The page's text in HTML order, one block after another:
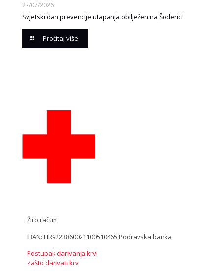
27/07/2026
Svjetski dan prevencije utapanja obilježen na Šoderici
Pročitaj više
Žiro račun
IBAN: HR9223860021100510465 Podravska banka
Postupak darivanja krvi
Zašto darivati krv